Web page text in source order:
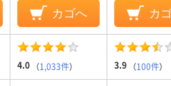
カゴへ カ
4.0 （1,033件） 3.9 （100件）